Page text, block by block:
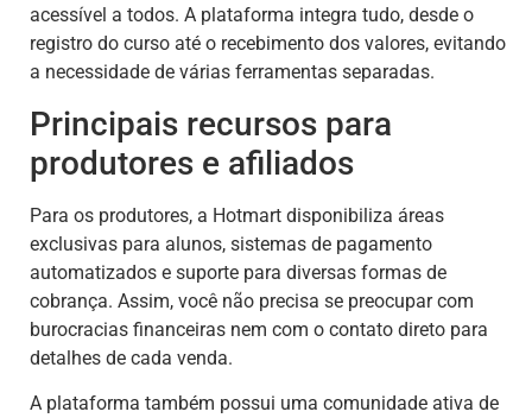
acessível a todos. A plataforma integra tudo, desde o
registro do curso até o recebimento dos valores, evitando
a necessidade de várias ferramentas separadas.
Principais recursos para
produtores e afiliados
Para os produtores, a Hotmart disponibiliza áreas
exclusivas para alunos, sistemas de pagamento
automatizados e suporte para diversas formas de
cobrança. Assim, você não precisa se preocupar com
burocracias financeiras nem com o contato direto para
detalhes de cada venda.
A plataforma também possui uma comunidade ativa de